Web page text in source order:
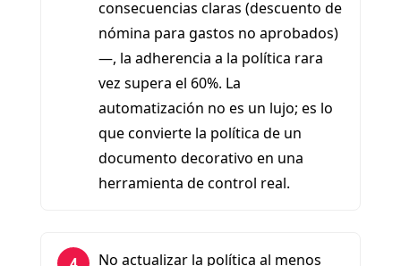
consecuencias claras (descuento de
nómina para gastos no aprobados)
—, la adherencia a la política rara
vez supera el 60%. La
automatización no es un lujo; es lo
que convierte la política de un
documento decorativo en una
herramienta de control real.
No actualizar la política al menos